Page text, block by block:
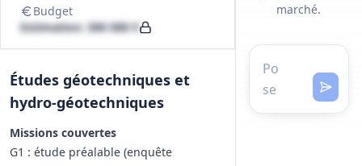
Budget
Estimation: 300 000 €
Études géotechniques et
hydro‑géotechniques
Missions couvertes
G1 : étude préalable (enquête
marché.